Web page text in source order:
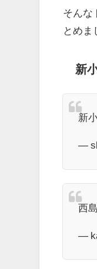
そんな
とめま
新
新
—
西
—